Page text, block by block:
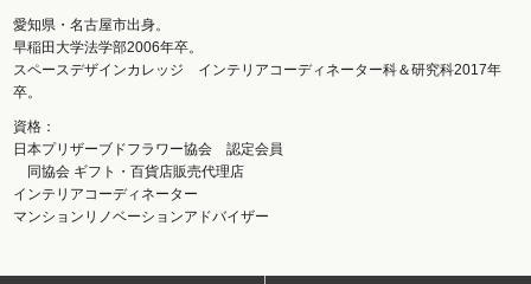
愛知県・名古屋市出身。
早稲田大学法学部2006年卒。
スペースデザインカレッジ インテリアコーディネーター科＆研究科2017年
卒。
資格：
日本プリザーブドフラワー協会 認定会員
同協会 ギフト・百貨店販売代理店
インテリアコーディネーター
マンションリノベーションアドバイザー